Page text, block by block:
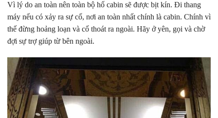
Vì lý do an toàn nên toàn bộ hố cabin sẽ được bịt kín. Đi thang
máy nếu có xảy ra sự cố, nơi an toàn nhất chính là cabin. Chính vì
thế đừng hoảng loạn và cố thoát ra ngoài. Hãy ở yên, gọi và chờ
đợi sự trợ giúp từ bên ngoài.